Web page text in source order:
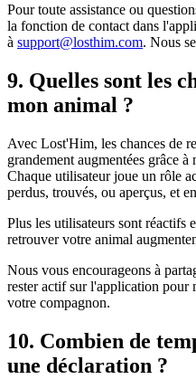
Pour toute assistance ou
la fonction de contact dans
à support@losthim.com. Nous
9. Quelles sont les
mon animal ?
Avec Lost'Him, les chances de
grandement augmentées grâce
Chaque utilisateur joue un rôle
perdus, trouvés, ou aperçus, et
Plus les utilisateurs sont réactifs
retrouver votre animal
Nous vous encourageons à
rester actif sur l'application pour
votre compagnon.
10. Combien de
une déclaration ?